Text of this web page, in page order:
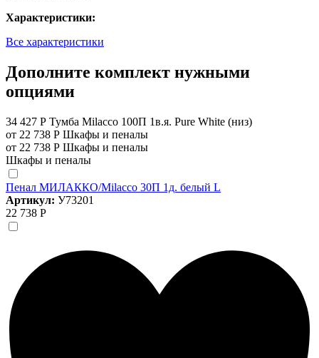
Характеристики:
Все характеристики
Дополните комплект нужными
опциями
34 427 Р Тумба Milacco 100П 1в.я. Pure White (низ)
от 22 738 Р Шкафы и пеналы
от 22 738 Р Шкафы и пеналы
Шкафы и пеналы
Пенал МИЛАККО/Milacco 30П 1д. белый L
Артикул: У73201
22 738 Р